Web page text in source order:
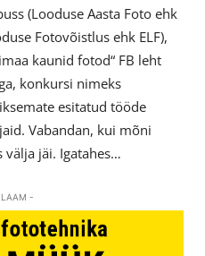
(Looduse Aasta Foto ehk
Fotovõistlus ehk ELF),
kaunid fotod“ FB leht
konkursi nimeks
esitatud tööde
Vabandan, kui mõni
jäi. Igatahes…
-